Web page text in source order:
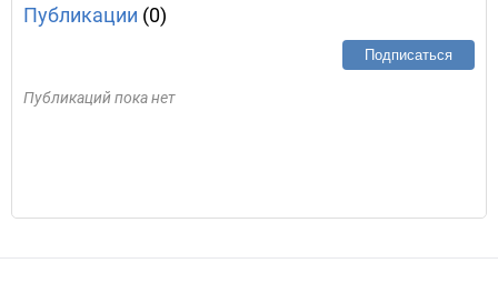
Публикации (0)
Подписаться
Публикаций пока нет